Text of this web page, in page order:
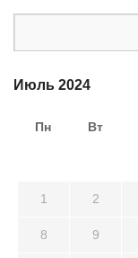
Июль 2024
Пн Вт
1 2
8 9